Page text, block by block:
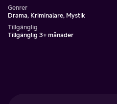
Genrer
Drama, Kriminalare, Mystik
Tillgänglig
Tillgänglig 3+ månader